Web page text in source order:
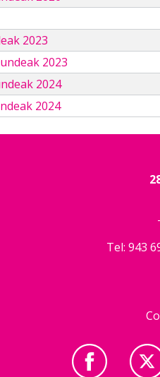
2023
2023
2024
2024
Tel: 943